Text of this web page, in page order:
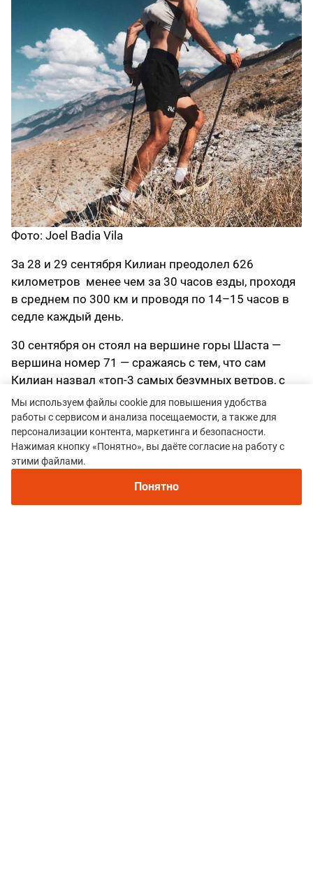
Фото: Joel Badia Vila
За 28 и 29 сентября Килиан преодолел 626
километров менее чем за 30 часов езды, проходя
в среднем по 300 км и проводя по 14–15 часов в
седле каждый день.
30 сентября он стоял на вершине горы Шаста —
вершина номер 71 — сражаясь с тем, что сам
Килиан назвал «топ-3 самых безумных ветров, с
которыми я когда-либо имел дело в горах».
Температура на вершине ощущалась как –20 °C.
Мы используем файлы cookie для повышения удобства
работы с сервисом и анализа посещаемости, а также для
персонализации контента, маркетинга и безопасности.
Нажимая кнопку «Понятно», вы даёте согласие на работу с
этими файлами.
Понятно